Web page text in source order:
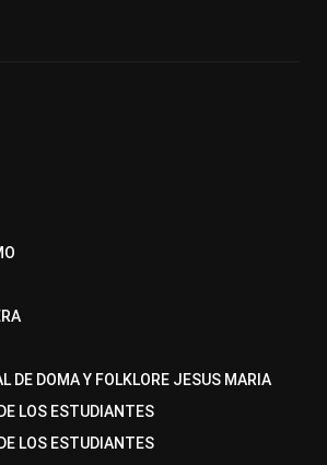
DE DOMA Y FOLKLORE JESUS MARIA
LOS ESTUDIANTES
LOS ESTUDIANTES